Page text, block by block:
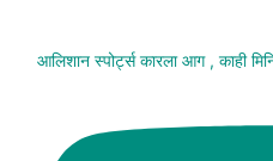
आलिशान स्पोर्ट्स कारला आग , काही